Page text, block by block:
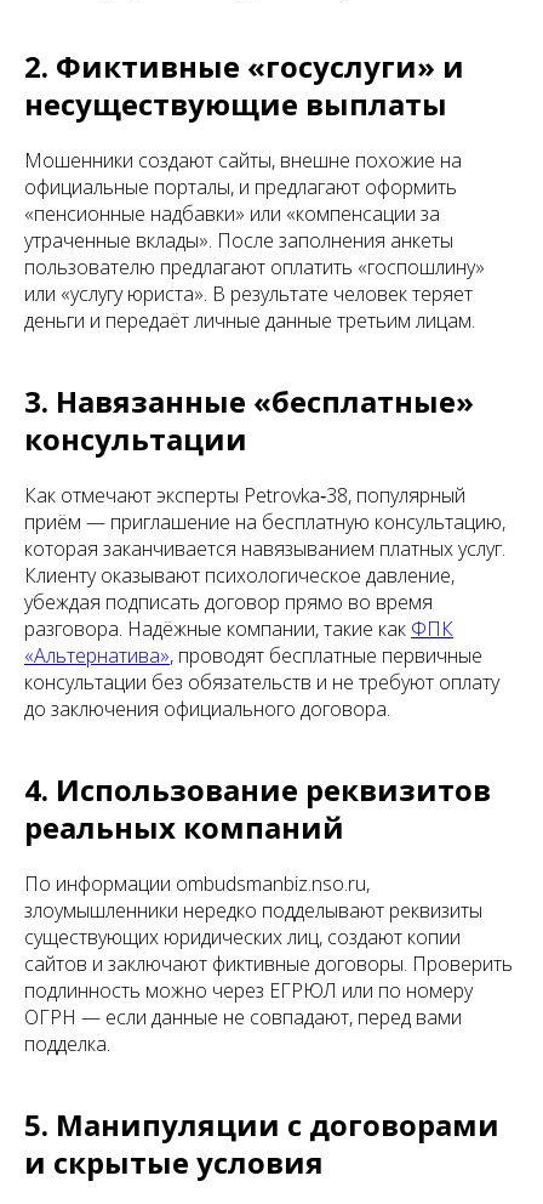
2. Фиктивные «госуслуги» и
несуществующие выплаты
Мошенники создают сайты, внешне похожие на
официальные порталы, и предлагают оформить
«пенсионные надбавки» или «компенсации за
утраченные вклады». После заполнения анкеты
пользователю предлагают оплатить «госпошлину»
или «услугу юриста». В результате человек теряет
деньги и передаёт личные данные третьим лицам.
3. Навязанные «бесплатные»
консультации
Как отмечают эксперты Petrovka‑38, популярный
приём — приглашение на бесплатную консультацию,
которая заканчивается навязыванием платных услуг.
Клиенту оказывают психологическое давление,
убеждая подписать договор прямо во время
разговора. Надёжные компании, такие как ФПК
«Альтернатива», проводят бесплатные первичные
консультации без обязательств и не требуют оплату
до заключения официального договора.
4. Использование реквизитов
реальных компаний
По информации ombudsmanbiz.nso.ru,
злоумышленники нередко подделывают реквизиты
существующих юридических лиц, создают копии
сайтов и заключают фиктивные договоры. Проверить
подлинность можно через ЕГРЮЛ или по номеру
ОГРН — если данные не совпадают, перед вами
подделка.
5. Манипуляции с договорами
и скрытые условия